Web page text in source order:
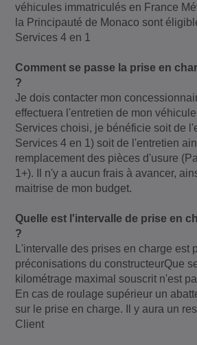
véhicules immatriculés en France
la Principauté de Monaco sont
Services 4 en 1
Comment se passe la prise en
?
Je dois contacter mon
effectuera l'entretien de mon
Services choisi, je bénéficie soit de
Services 4 en 1) soit de l'entretien
remplacement des pièces d'usure
1+). Il n'y a aucun frais à avancer,
maitrise de mon budget.
Quelle est l'intervalle de prise en
?
L'intervalle des prises en charge est
préconisations du constructeurQue
kilométrage maximal souscrit n'est
En cas de roulage supérieur un
sur le prise en charge. Il y aura un
Client